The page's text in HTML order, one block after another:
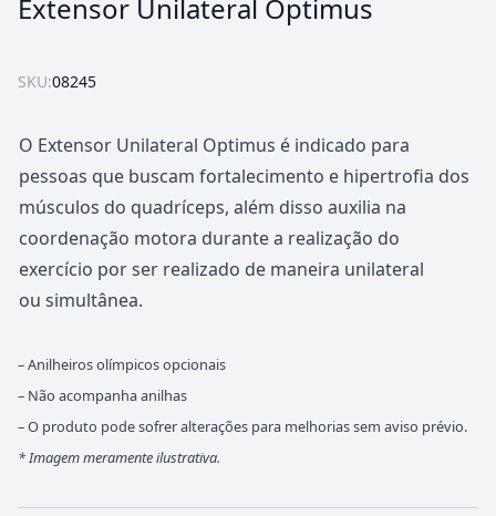
Extensor Unilateral Optimus
SKU:08245
O Extensor Unilateral Optimus é indicado para
pessoas que buscam fortalecimento e hipertrofia dos
músculos do quadríceps, além disso auxilia na
coordenação motora durante a realização do
exercício por ser realizado de maneira unilateral
ou simultânea.
– Anilheiros olímpicos opcionais
– Não acompanha anilhas
– O produto pode sofrer alterações para melhorias sem aviso prévio.
*Imagem meramente ilustrativa.